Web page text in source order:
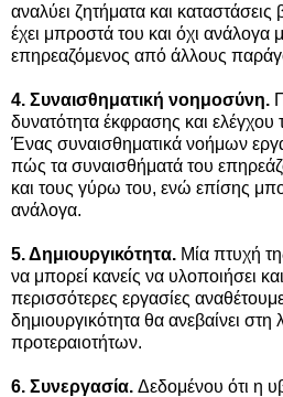
αναλύει ζητήματα και
έχει μπροστά του και όχι ανάλογα
επηρεαζόμενος από άλλους
4. Συναισθηματική νοημοσύνη.
δυνατότητα έκφρασης και
Ένας συναισθηματικά νοήμων
πώς τα συναισθήματά του
και τους γύρω του, ενώ επίσης
ανάλογα.
5. Δημιουργικότητα. Μία πτυχή
να μπορεί κανείς να υλοποιήσει
περισσότερες εργασίες
δημιουργικότητα θα ανεβαίνει στη
προτεραιοτήτων.
6. Συνεργασία. Δεδομένου ότι η